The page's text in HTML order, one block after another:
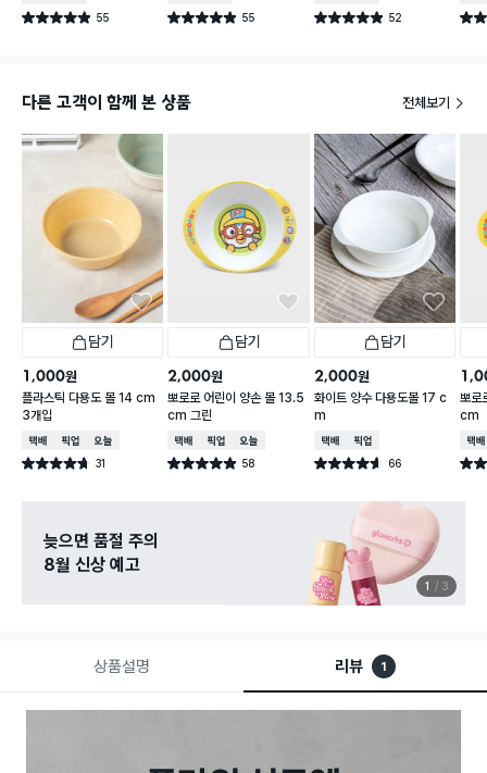
별점 4.9점 55
건 작성 별점 4.9점 55
건 작성 별점 4.9점 52
건 작성 별점
다른 고객이 함께 본 상품 전체보기
담기
1,000원
플라스틱 다용도 볼 14 cm
3개입
택배배송매장픽업오늘배송
별점 4.7점 31
건 작성
담기
2,000원
뽀로로 어린이 양손 볼 13.5
cm 그린
택배배송매장픽업오늘배송
별점 4.9점 58
건 작성
담기
2,000원
화이트 양수 다용도볼 17 c
m
택배배송매장픽업
별점 4.6점 66
건 작성
뽀로
cm
택배
별점
늦으면 품절 주의
8월 신상 예고
1 3
상품설명 리뷰 1